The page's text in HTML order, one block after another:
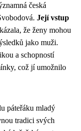
česká
Její vstup
že ženy mohou
jako muži.
a schopností
což jí umožnilo
páteřáku mladý
tradici svých